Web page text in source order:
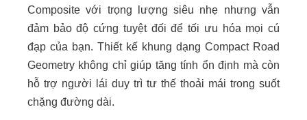
Composite với trọng lượng siêu nhẹ nhưng vẫn
đảm bảo độ cứng tuyệt đối để tối ưu hóa mọi cú
đạp của bạn. Thiết kế khung dạng Compact Road
Geometry không chỉ giúp tăng tính ổn định mà còn
hỗ trợ người lái duy trì tư thế thoải mái trong suốt
chặng đường dài.